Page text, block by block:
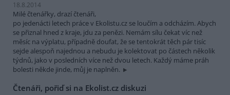
18.8.2014
Milé čtenářky, drazí čtenáři,
po jedenácti letech práce v Ekolistu.cz se loučím a odcházím. Abych
se přiznal hned z kraje, jdu za penězi. Nemám sílu čekat víc než
měsíc na výplatu, případně doufat, že se tentokrát těch pár tisíc
sejde alespoň najednou a nebudu je kolektovat po částech několik
týdnů, jako v posledních více než dvou letech. Každý máme práh
bolesti někde jinde, můj je naplněn.
Čtenáři, pořiď si na Ekolist.cz diskuzi